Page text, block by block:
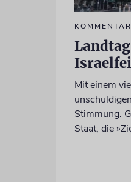
KOMMENTAR
Mit einem
Stimmung.
Staat, die